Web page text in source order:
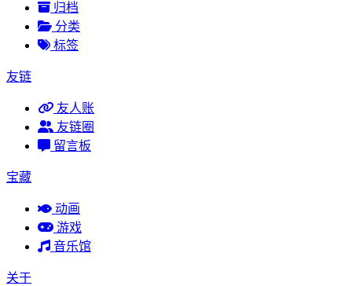
归档
分类
标签
友链
友人账
友链圈
留言板
宝藏
动画
游戏
音乐馆
关于